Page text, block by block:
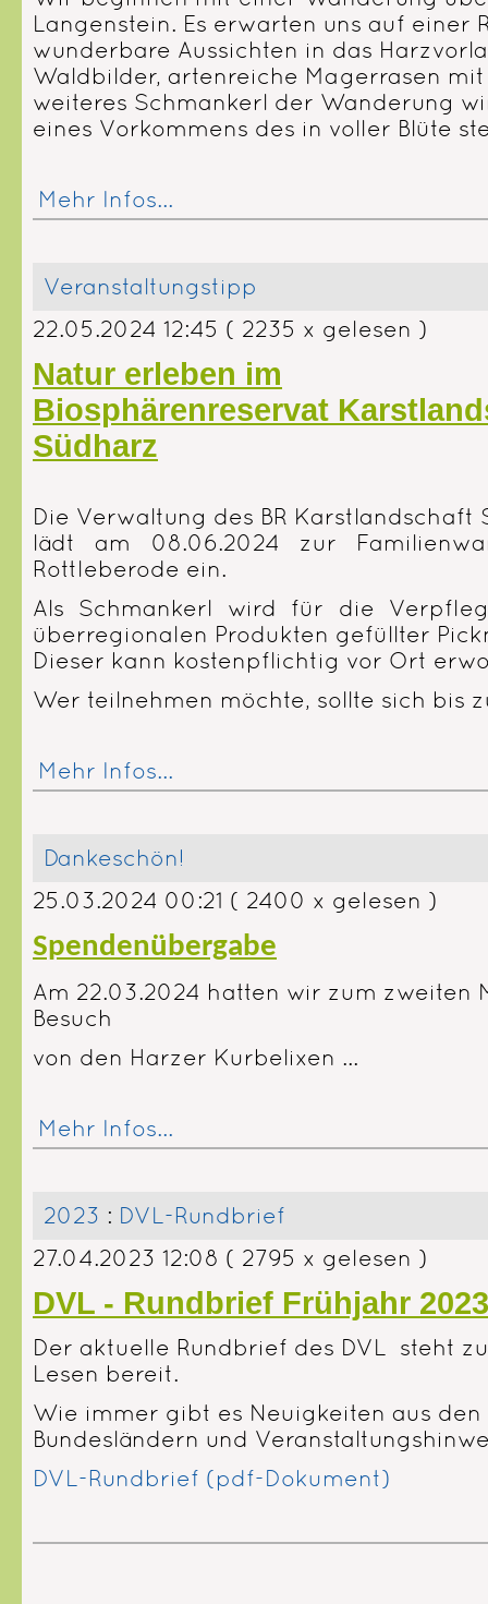
Langenstein. Es erwarten uns auf einer
wunderbare Aussichten in das
Waldbilder, artenreiche Magerrasen mit
weiteres Schmankerl der Wanderung
eines Vorkommens des in voller Blüte
Mehr Infos...
Veranstaltungstipp
22.05.2024 12:45 ( 2235 x gelesen )
Natur erleben im
Biosphärenreservat
Südharz
Die Verwaltung des BR Karstlandschaft
lädt am 08.06.2024 zur
Rottleberode ein.
Als Schmankerl wird für die
überregionalen Produkten gefüllter
Dieser kann kostenpflichtig vor Ort
Wer teilnehmen möchte, sollte sich bis
Mehr Infos...
Dankeschön!
25.03.2024 00:21 ( 2400 x gelesen )
Spendenübergabe
Am 22.03.2024 hatten wir zum zweiten
Besuch
von den Harzer Kurbelixen ...
Mehr Infos...
2023 : DVL-Rundbrief
27.04.2023 12:08 ( 2795 x gelesen )
DVL - Rundbrief Frühjahr 2023
Der aktuelle Rundbrief des DVL steht
Lesen bereit.
Wie immer gibt es Neuigkeiten aus den
Bundesländern und
DVL-Rundbrief (pdf-Dokument)